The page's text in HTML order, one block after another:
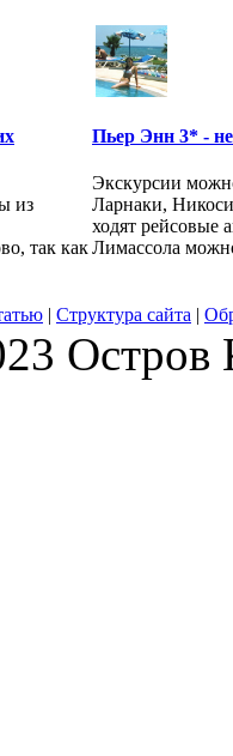
из
так как
Пьер Энн 3* -
Экскурсии
Ларнаки,
ходят рейсовые
Лимассола
| Структура сайта |
Остров